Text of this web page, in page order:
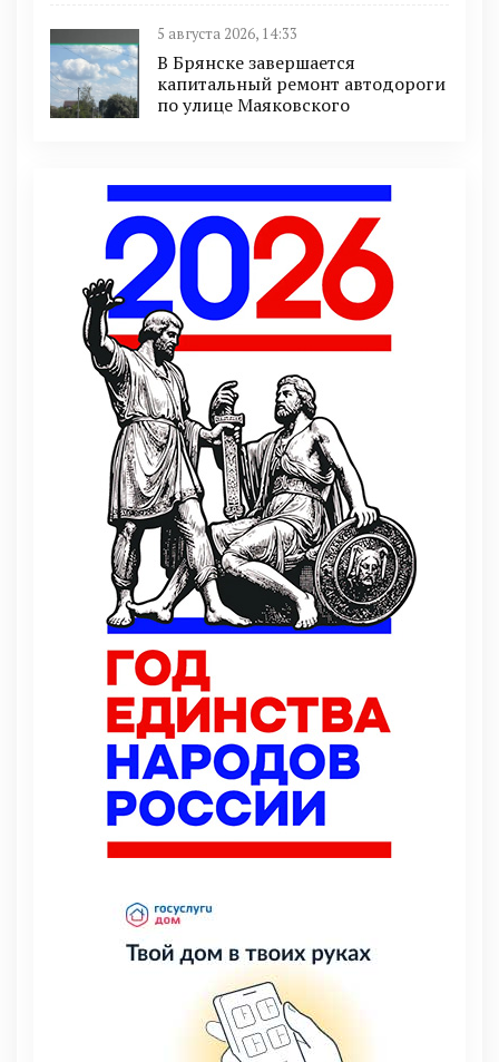
5 августа 2026, 14:33
В Брянске завершается
капитальный ремонт автодороги
по улице Маяковского